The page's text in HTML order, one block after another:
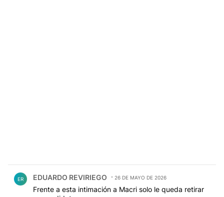
ER EDUARDO REVIRIEGO 26 DE MAYO DE 2026
Frente a esta intimación a Macri solo le queda retirar